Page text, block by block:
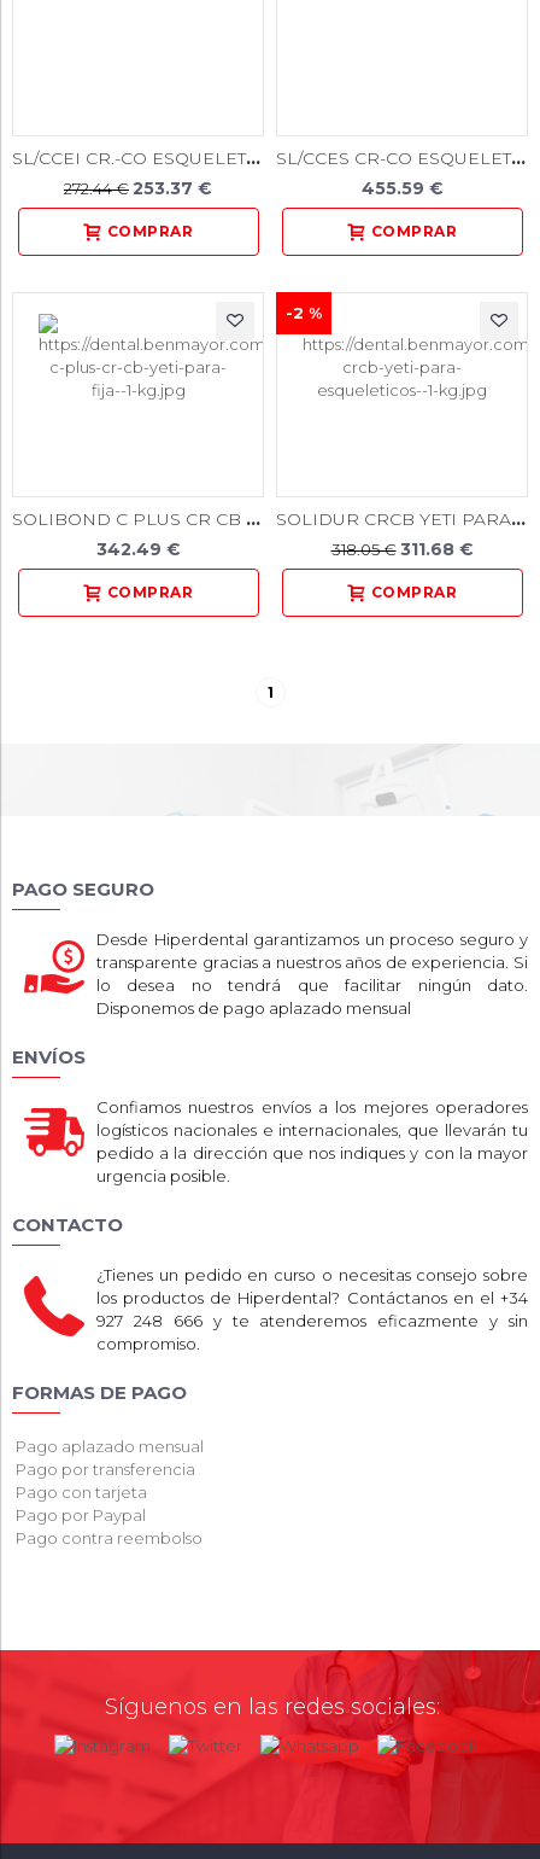
SL/CCEI CR.-CO ESQUELETICOS PASTILLAS 1000GR. (NUEVO)
272.44 €253.37 €
SL/CCES CR-CO ESQUELETICOS GRANALLA 1000GR. (NUEVO)
455.59 €
SOLIBOND C PLUS CR CB YETI PARA FIJA 1 KG
342.49 €
SOLIDUR CRCB YETI PARA ESQUELETICOS 1 KG
318.05 € 311.68 €
-2 %
1
PAGO SEGURO
Desde Hiperdental garantizamos un proceso seguro y
transparente gracias a nuestros años de experiencia. Si
lo desea no tendrá que facilitar ningún dato.
Disponemos de pago aplazado mensual
ENVÍOS
Confiamos nuestros envíos a los mejores operadores
logísticos nacionales e internacionales, que llevarán tu
pedido a la dirección que nos indiques y con la mayor
urgencia posible.
CONTACTO
¿Tienes un pedido en curso o necesitas consejo sobre
los productos de Hiperdental? Contáctanos en el +34
927 248 666 y te atenderemos eficazmente y sin
compromiso.
FORMAS DE PAGO
Pago aplazado mensual
Pago por transferencia
Pago con tarjeta
Pago por Paypal
Pago contra reembolso
Síguenos en las redes sociales: